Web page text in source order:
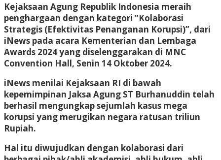
Kejaksaan Agung Republik Indonesia meraih
penghargaan dengan kategori ”Kolaborasi
Strategis (Efektivitas Penanganan Korupsi)”, dari
iNews pada acara Kementerian dan Lembaga
Awards 2024 yang diselenggarakan di MNC
Convention Hall, Senin 14 Oktober 2024.
iNews menilai Kejaksaan RI di bawah
kepemimpinan Jaksa Agung ST Burhanuddin telah
berhasil mengungkap sejumlah kasus mega
korupsi yang merugikan negara ratusan triliun
Rupiah.
Hal itu diwujudkan dengan kolaborasi dari